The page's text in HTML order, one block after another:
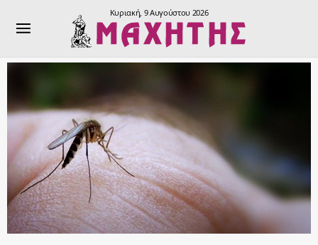
Κυριακή, 9 Αυγούστου 2026